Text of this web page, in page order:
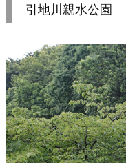
引地川親水公園